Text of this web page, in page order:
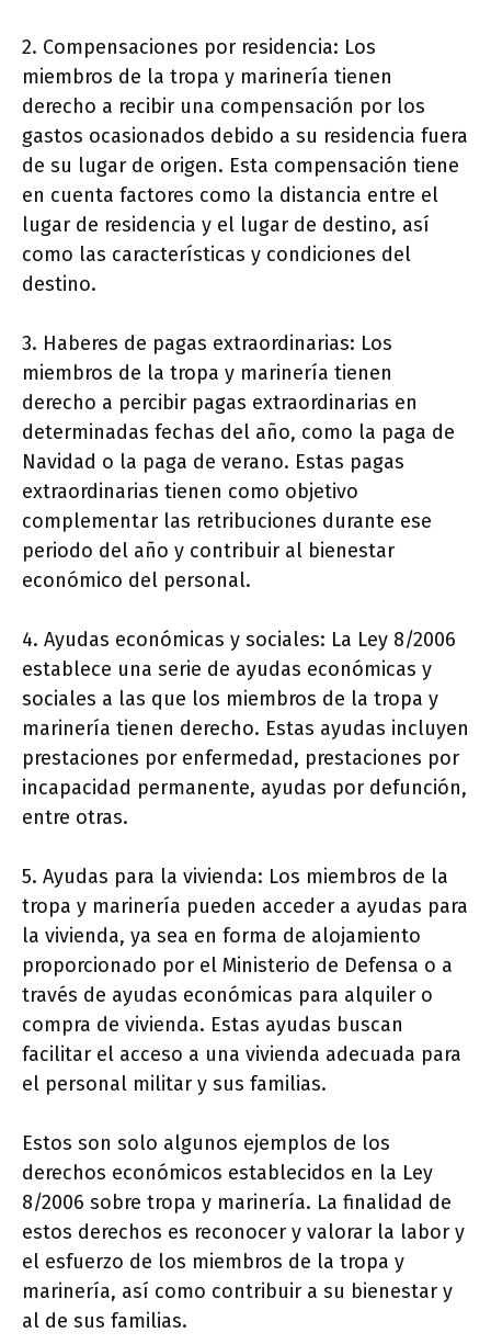
2. Compensaciones por residencia: Los
miembros de la tropa y marinería tienen
derecho a recibir una compensación por los
gastos ocasionados debido a su residencia fuera
de su lugar de origen. Esta compensación tiene
en cuenta factores como la distancia entre el
lugar de residencia y el lugar de destino, así
como las características y condiciones del
destino.
3. Haberes de pagas extraordinarias: Los
miembros de la tropa y marinería tienen
derecho a percibir pagas extraordinarias en
determinadas fechas del año, como la paga de
Navidad o la paga de verano. Estas pagas
extraordinarias tienen como objetivo
complementar las retribuciones durante ese
periodo del año y contribuir al bienestar
económico del personal.
4. Ayudas económicas y sociales: La Ley 8/2006
establece una serie de ayudas económicas y
sociales a las que los miembros de la tropa y
marinería tienen derecho. Estas ayudas incluyen
prestaciones por enfermedad, prestaciones por
incapacidad permanente, ayudas por defunción,
entre otras.
5. Ayudas para la vivienda: Los miembros de la
tropa y marinería pueden acceder a ayudas para
la vivienda, ya sea en forma de alojamiento
proporcionado por el Ministerio de Defensa o a
través de ayudas económicas para alquiler o
compra de vivienda. Estas ayudas buscan
facilitar el acceso a una vivienda adecuada para
el personal militar y sus familias.
Estos son solo algunos ejemplos de los
derechos económicos establecidos en la Ley
8/2006 sobre tropa y marinería. La finalidad de
estos derechos es reconocer y valorar la labor y
el esfuerzo de los miembros de la tropa y
marinería, así como contribuir a su bienestar y
al de sus familias.